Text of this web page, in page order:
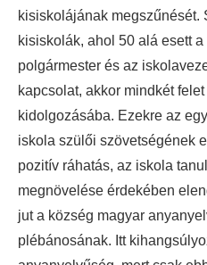
kisiskolájának megszűnését.
kisiskolák, ahol 50 alá esett
polgármester és az
kapcsolat, akkor mindkét
kidolgozásába. Ezekre az
iskola szülői szövetségének
pozitív ráhatás, az iskola
megnövelése érdekében
jut a község magyar
plébánosának. Itt